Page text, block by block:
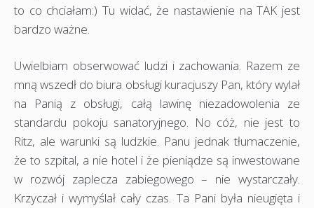
to co chciałam:) Tu widać, że nastawienie na TAK jest
bardzo ważne.
Uwielbiam obserwować ludzi i zachowania. Razem ze
mną wszedł do biura obsługi kuracjuszy Pan, który wylał
na Panią z obsługi, całą lawinę niezadowolenia ze
standardu pokoju sanatoryjnego. No cóż, nie jest to
Ritz, ale warunki są ludzkie. Panu jednak tłumaczenie,
że to szpital, a nie hotel i że pieniądze są inwestowane
w rozwój zaplecza zabiegowego – nie wystarczały.
Krzyczał i wymyślał cały czas. Ta Pani była nieugięta i